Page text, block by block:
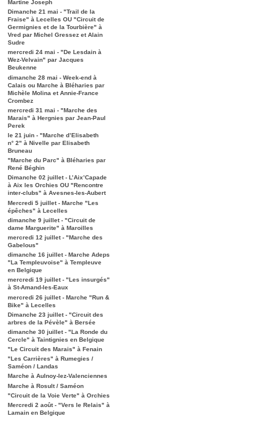
Martine Joseph
Dimanche 21 mai - "Trail de la
Fraise" à Lecelles OU "Circuit de
Germignies et de la Tourbière" à
Vred par Michel Gressez et Alain
Sudre
mercredi 24 mai - "De Lesdain à
Wez-Velvain" par Jacques
Beukenne
dimanche 28 mai - Week-end à
Calais ou Marche à Bléharies par
Michèle Molina et Annie-France
Crombez
mercredi 31 mai - "Marche des
Marais" à Hergnies par Jean-Paul
Perek
le 21 juin - "Marche d’Elisabeth
n° 2" à Nivelle par Elisabeth
Bruneau
"Marche du Parc" à Bléharies par
René Béghin
Dimanche 02 juillet - L’Aix’Capade
à Aix les Orchies OU "Rencontre
inter-clubs" à Avesnes-les-Aubert
Mercredi 5 juillet - Marche "Les
épêches" à Lecelles
dimanche 9 juillet - "Circuit de
dame Marguerite" à Maroilles
mercredi 12 juillet - "Marche des
Gabelous"
dimanche 16 juillet - Marche Adeps
"La Templeuvoise" à Templeuve
en Belgique
mercredi 19 juillet - "Les insurgés"
à St-Amand-les-Eaux
mercredi 26 juillet - Marche "Run &
Bike" à Lecelles
Dimanche 23 juillet - "Circuit des
arbres de la Pévèle" à Bersée
dimanche 30 juillet - "La Ronde du
Cercle" à Taintignies en Belgique
"Le Circuit des Marais" à Fenain
"Les Carrières" à Rumegies /
Saméon / Landas
Marche à Aulnoy-lez-Valenciennes
Marche à Rosult / Saméon
"Circuit de la Voie Verte" à Orchies
Mercredi 2 août - "Vers le Relais" à
Lamain en Belgique